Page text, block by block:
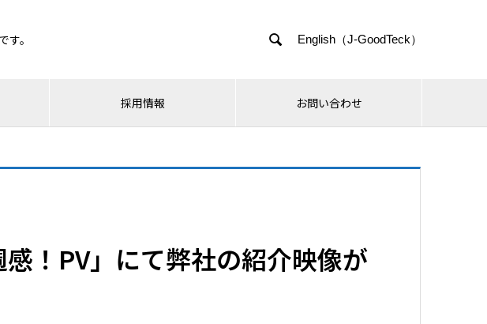
。  English（J-GoodTeck）
採用情報 お問い合わせ
！PV」にて弊社の紹介映像が